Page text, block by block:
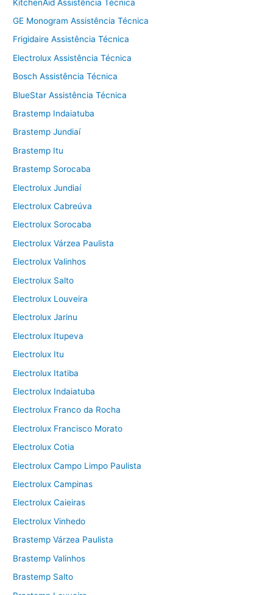
KitchenAid Assistência Técnica
GE Monogram Assistência Técnica
Frigidaire Assistência Técnica
Electrolux Assistência Técnica
Bosch Assistência Técnica
BlueStar Assistência Técnica
Brastemp Indaiatuba
Brastemp Jundiaí
Brastemp Itu
Brastemp Sorocaba
Electrolux Jundiaí
Electrolux Cabreúva
Electrolux Sorocaba
Electrolux Várzea Paulista
Electrolux Valinhos
Electrolux Salto
Electrolux Louveira
Electrolux Jarinu
Electrolux Itupeva
Electrolux Itu
Electrolux Itatiba
Electrolux Indaiatuba
Electrolux Franco da Rocha
Electrolux Francisco Morato
Electrolux Cotia
Electrolux Campo Limpo Paulista
Electrolux Campinas
Electrolux Caieiras
Electrolux Vinhedo
Brastemp Várzea Paulista
Brastemp Valinhos
Brastemp Salto